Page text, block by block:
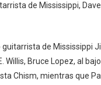
de Mississippi,
de Mississippi
Bruce Lopez, al
Chism, mientras que